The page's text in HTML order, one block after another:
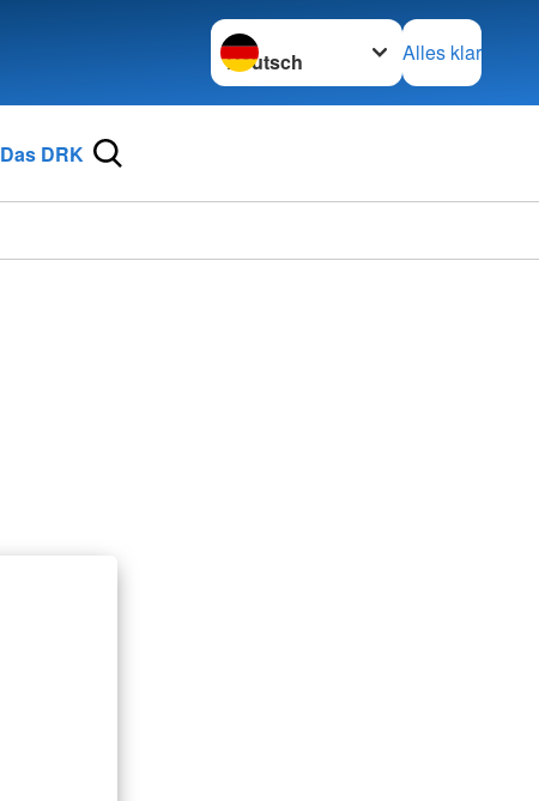
Sprache wechseln zu
Alles klar
Das DRK